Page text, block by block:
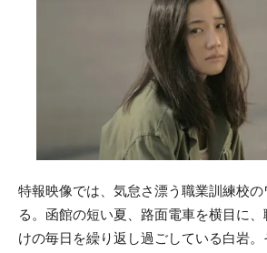
特報映像では、気怠さ漂う職業訓練校の
る。函館の短い夏、路面電車を横目に
けの毎日を繰り返し過ごしている白岩